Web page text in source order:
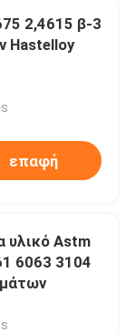
2,4615 β-3
Hastelloy
επαφή
υλικό Astm
6063 3104